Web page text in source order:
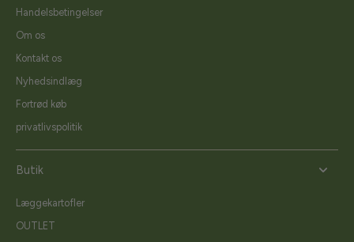
Handelsbetingelser
Om os
Kontakt os
Nyhedsindlæg
Fortrød køb
privatlivspolitik
Butik
Læggekartofler
OUTLET